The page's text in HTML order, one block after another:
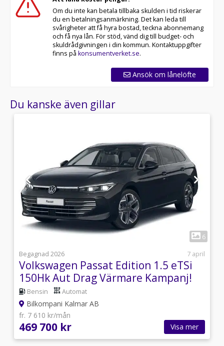
Om du inte kan betala tillbaka skulden i tid riskerar
du en betalningsanmärkning. Det kan leda till
svårigheter att få hyra bostad, teckna abonnemang
och få nya lån. För stöd, vänd dig till budget- och
skuldrådgivningen i din kommun. Kontaktuppgifter
finns på konsumentverket.se.
Ansök om lånelöfte
Du kanske även gillar
1
6
Begagnad 2026
7 april
Volkswagen Passat Edition 1.5 eTSi
150Hk Aut Drag Värmare Kampanj!
Bensin Automat
Bilkompani Kalmar AB
fr. 7 610 kr/mån
469 700 kr Visa mer